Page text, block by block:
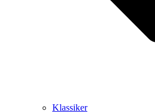
Klassiker